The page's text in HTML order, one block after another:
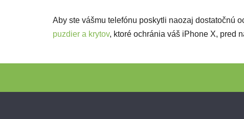
Aby ste vášmu telefónu poskytli naozaj dostatočnú
puzdier a krytov, ktoré ochránia váš iPhone X, pred